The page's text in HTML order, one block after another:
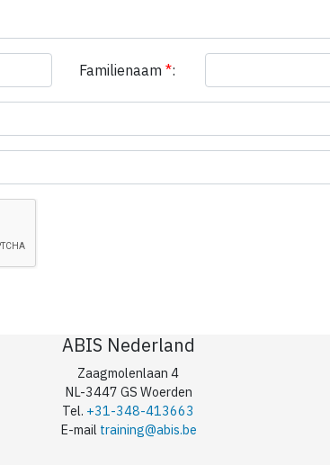
Familienaam *:
ABIS Nederland
Zaagmolenlaan 4
NL-3447 GS Woerden
Tel. +31-348-413663
E-mail training@abis.be